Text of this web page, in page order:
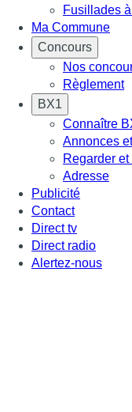
Fusillades
Ma Commune
Concours
Nos
Règlement
BX1
Connaître
Annonces
Regarder
Adresse
Publicité
Contact
Direct tv
Direct radio
Alertez-nous